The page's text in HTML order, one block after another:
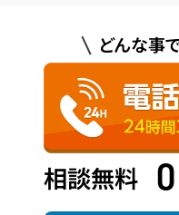
どんな事
相談無料